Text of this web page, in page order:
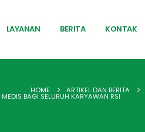
LAYANAN BERITA KONTAK
HOME ARTIKEL DAN BERITA
BAGI SELURUH KARYAWAN RSI